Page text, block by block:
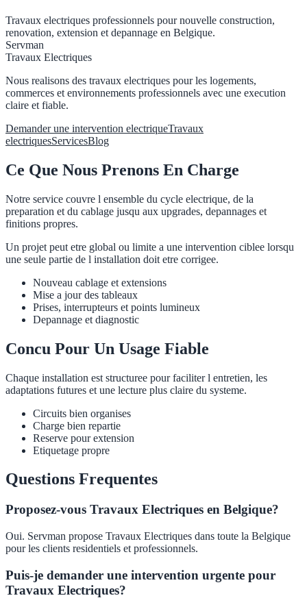
Travaux electriques professionnels pour nouvelle construction,
renovation, extension et depannage en Belgique.
Servman
Travaux Electriques
Nous realisons des travaux electriques pour les logements,
commerces et environnements professionnels avec une execution
claire et fiable.
Demander une intervention electriqueTravaux
electriquesServicesBlog
Ce Que Nous Prenons En Charge
Notre service couvre l ensemble du cycle electrique, de la
preparation et du cablage jusqu aux upgrades, depannages et
finitions propres.
Un projet peut etre global ou limite a une intervention ciblee lorsqu
une seule partie de l installation doit etre corrigee.
Nouveau cablage et extensions
Mise a jour des tableaux
Prises, interrupteurs et points lumineux
Depannage et diagnostic
Concu Pour Un Usage Fiable
Chaque installation est structuree pour faciliter l entretien, les
adaptations futures et une lecture plus claire du systeme.
Circuits bien organises
Charge bien repartie
Reserve pour extension
Etiquetage propre
Questions Frequentes
Proposez-vous Travaux Electriques en Belgique?
Oui. Servman propose Travaux Electriques dans toute la Belgique
pour les clients residentiels et professionnels.
Puis-je demander une intervention urgente pour
Travaux Electriques?